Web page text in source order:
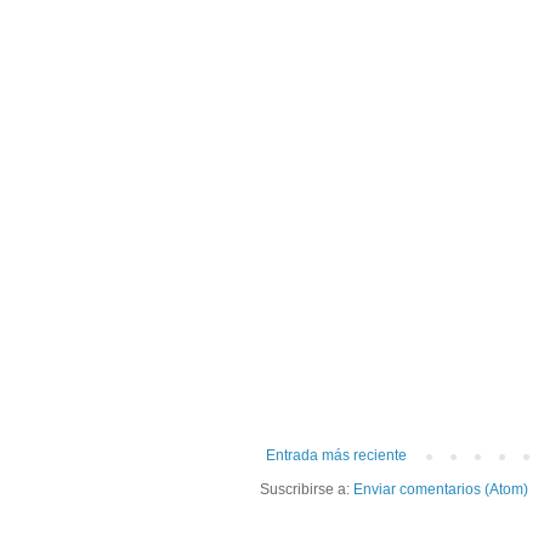
Entrada más reciente
Suscribirse a: Enviar comentarios (Atom)